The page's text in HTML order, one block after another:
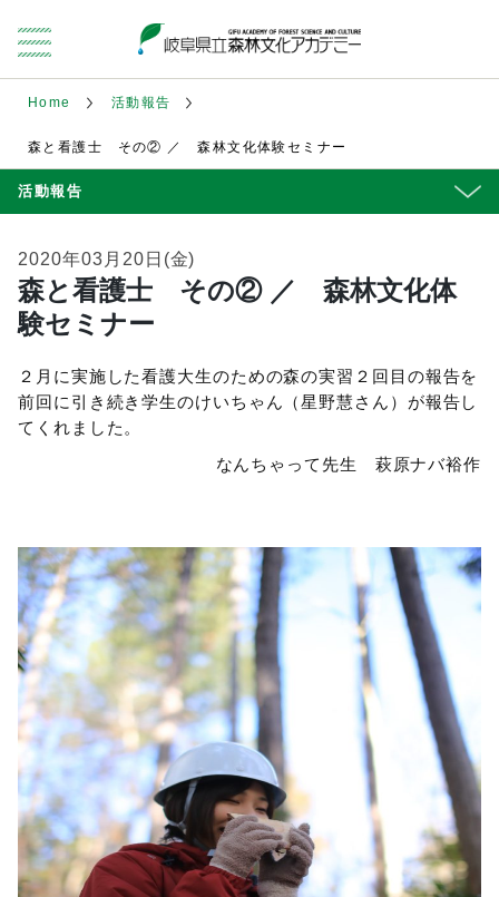
Home 活動報告
森と看護士 その② ／ 森林文化体験セミナー
活動報告
2020年03月20日(金)
森と看護士 その② ／ 森林文化体
験セミナー
２月に実施した看護大生のための森の実習２回目の報告を
前回に引き続き学生のけいちゃん（星野慧さん）が報告し
てくれました。
なんちゃって先生 萩原ナバ裕作